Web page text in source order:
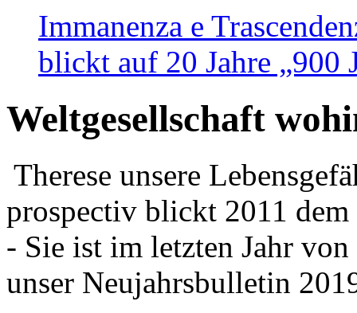
Immanenza e
blickt auf 20 Jahre „900
Weltgesellschaft
Therese unsere
prospectiv blickt 2011
- Sie ist im letzten Jahr
unser Neujahrsbulletin